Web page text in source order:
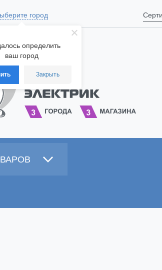
определить
ваш город
Закрыть
город